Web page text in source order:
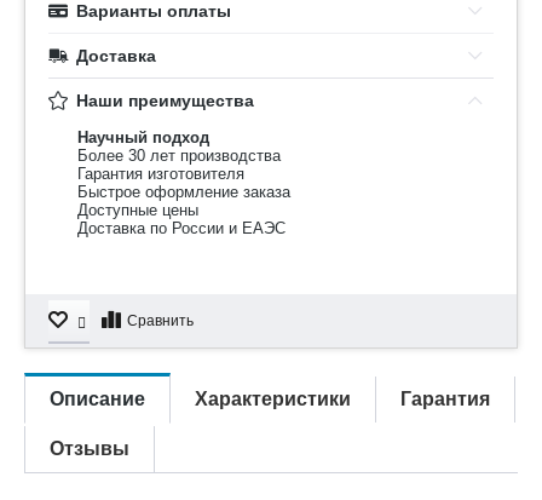
Варианты оплаты
Доставка
Наши преимущества
Научный подход
Более 30 лет производства
Гарантия изготовителя
Быстрое оформление заказа
Доступные цены
Доставка по России и ЕАЭС
Сравнить
Описание Характеристики Гарантия
Отзывы